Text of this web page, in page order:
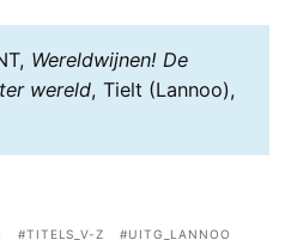
Wereldwijnen! De
wereld, Tielt (Lannoo),
TITELS_V-Z UITG_LANNOO